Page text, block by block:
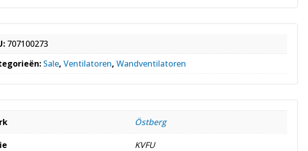
707100273
Sale, Ventilatoren, Wandventilatoren
Östberg
KVFU